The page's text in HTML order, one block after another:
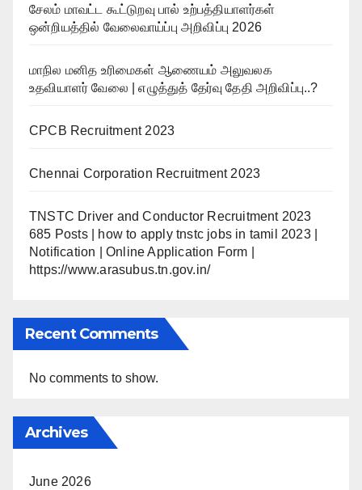
சேலம் மாவட்ட கூட்டுறவு பால் உற்பத்தியாளர்கள்
ஒன்றியத்தில் வேலைவாய்ப்பு அறிவிப்பு 2026
மாநில மனித உரிமைகள் ஆணையம் அலுவலக
உதவியாளர் வேலை | எழுத்துத் தேர்வு தேதி அறிவிப்பு..?
CPCB Recruitment 2023
Chennai Corporation Recruitment 2023
TNSTC Driver and Conductor Recruitment 2023
685 Posts | how to apply tnstc jobs in tamil 2023 |
Notification | Online Application Form |
https://www.arasubus.tn.gov.in/
Recent Comments
No comments to show.
Archives
June 2026